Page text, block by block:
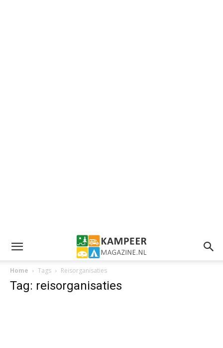
Home Tags Reisorganisaties
Tag: reisorganisaties